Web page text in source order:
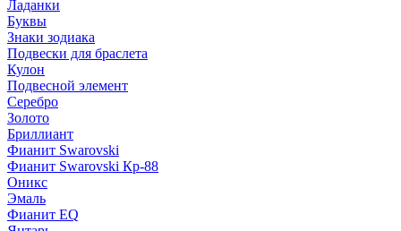
Ладанки
Буквы
Знаки зодиака
Подвески для браслета
Кулон
Подвесной элемент
Серебро
Золото
Бриллиант
Фианит Swarovski
Фианит Swarovski Кр-88
Оникс
Эмаль
Фианит EQ